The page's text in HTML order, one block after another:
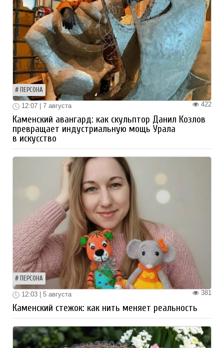
ПЕРСОНА
422
12:07 | 7 августа
Каменский авангард: как скульптор Данил Козлов
превращает индустриальную мощь Урала
в искусство
ПЕРСОНА
381
12:03 | 5 августа
Каменский стежок: как нить меняет реальность